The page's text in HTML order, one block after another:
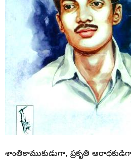
శాంతికాముకుడుగా, ప్రకృతి